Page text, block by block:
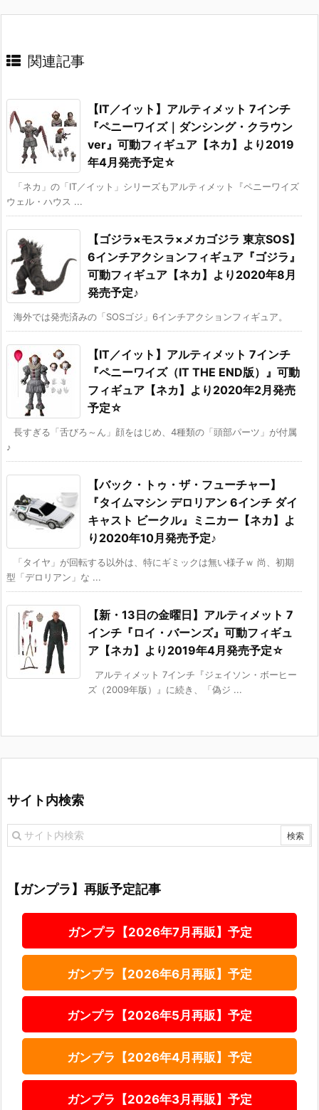
関連記事
【IT／イット】アルティメット 7インチ
『ペニーワイズ｜ダンシング・クラウン
ver』可動フィギュア【ネカ】より2019
年4月発売予定☆
「ネカ」の「IT／イット」シリーズもアルティメット『ペニーワイズ
ウェル・ハウス ...
【ゴジラ×モスラ×メカゴジラ 東京SOS】
6インチアクションフィギュア『ゴジラ』
可動フィギュア【ネカ】より2020年8月
発売予定♪
海外では発売済みの「SOSゴジ」6インチアクションフィギュア。
【IT／イット】アルティメット 7インチ
『ペニーワイズ（IT THE END版）』可動
フィギュア【ネカ】より2020年2月発売
予定☆
長すぎる「舌びろ～ん」顔をはじめ、4種類の「頭部パーツ」が付属
♪
【バック・トゥ・ザ・フューチャー】
『タイムマシン デロリアン 6インチ ダイ
キャスト ビークル』ミニカー【ネカ】よ
り2020年10月発売予定♪
「タイヤ」が回転する以外は、特にギミックは無い様子ｗ 尚、初期
型「デロリアン」な ...
【新・13日の金曜日】アルティメット 7
インチ『ロイ・バーンズ』可動フィギュ
ア【ネカ】より2019年4月発売予定☆
アルティメット 7インチ『ジェイソン・ボーヒー
ズ（2009年版）』に続き、「偽ジ ...
サイト内検索
【ガンプラ】再販予定記事
ガンプラ【2026年7月再販】予定
ガンプラ【2026年6月再販】予定
ガンプラ【2026年5月再販】予定
ガンプラ【2026年4月再販】予定
ガンプラ【2026年3月再販】予定